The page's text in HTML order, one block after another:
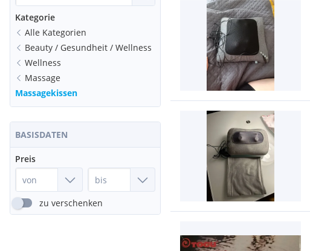
Kategorie
Alle Kategorien
Beauty / Gesundheit / Wellness
Wellness
Massage
Massagekissen
BASISDATEN
Preis
zu verschenken